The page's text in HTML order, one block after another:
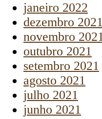
janeiro 2022
dezembro 2021
novembro 2021
outubro 2021
setembro 2021
agosto 2021
julho 2021
junho 2021